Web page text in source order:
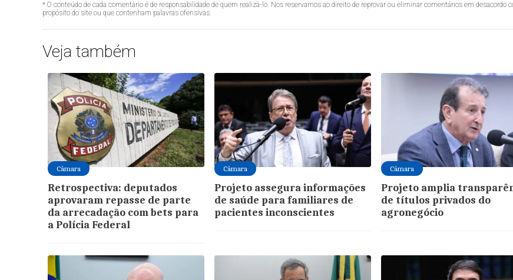
* O conteúdo de cada comentário é de responsabilidade de quem realizá-lo. Nos reservamos ao direito de reprovar ou eliminar comentários em desacordo
propósito do site ou que contenham palavras ofensivas.
Veja também
Câmara
Retrospectiva: deputados
aprovaram repasse de parte
da arrecadação com bets para
a Polícia Federal
Câmara
Projeto assegura informações
de saúde para familiares de
pacientes inconscientes
Câmara
Projeto amplia
de títulos privados do
agronegócio